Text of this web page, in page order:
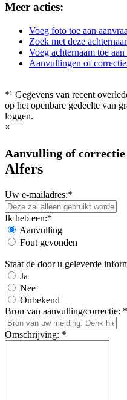
Meer acties:
Voeg foto toe aan
Zoek met deze
Voeg achternaam toe
Aanvullingen of
*¹ Gegevens van recent
op het openbare gedeelte van
loggen.
×
Aanvulling of correctie
Alfers
Uw e-mailadres:*
Ik heb een:*
Aanvulling
Fout gevonden
Staat de door u geleverde
Ja
Nee
Onbekend
Bron van aanvulling/correctie: *
Omschrijving: *